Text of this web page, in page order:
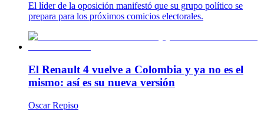
El líder de la oposición manifestó que su grupo político se
prepara para los próximos comicios electorales.
El Renault 4 vuelve a Colombia y ya no es el
mismo: así es su nueva versión
Oscar Repiso